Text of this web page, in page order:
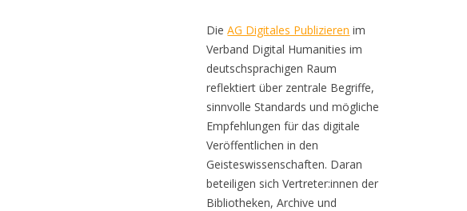
DieAG Digitales Publizieren im
Verband Digital Humanities im
deutschsprachigen Raum
reflektiert über zentrale Begriffe,
sinnvolle Standards und mögliche
Empfehlungen für das digitale
Veröffentlichen in den
Geisteswissenschaften. Daran
beteiligen sich Vertreter:innen der
Bibliotheken, Archive und